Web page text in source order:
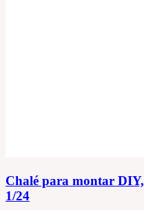
Chalé para montar
1/24